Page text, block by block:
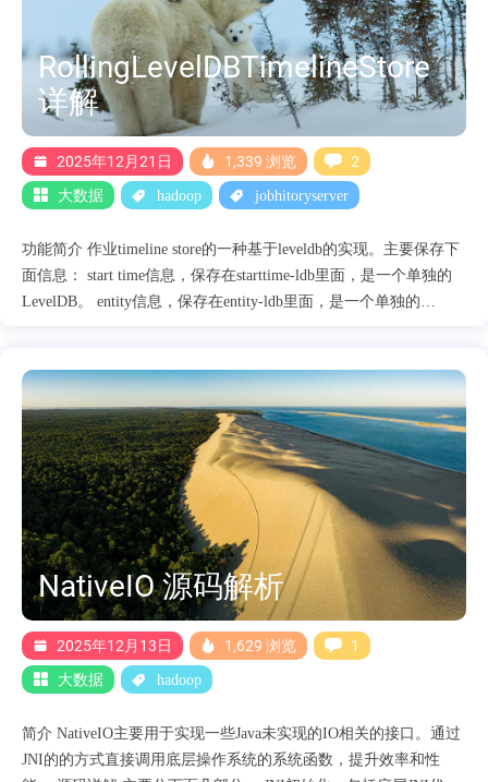
RollingLevelDBTimelineStore
详解
2025年12月21日 1,339 浏览 2
大数据 hadoop jobhitoryserver
功能简介 作业timeline store的一种基于leveldb的实现。主要保存下
面信息： start time信息，保存在starttime-ldb里面，是一个单独的
LevelDB。 entity信息，保存在entity-ldb里面，是一个单独的
行归档以及清理。 domain信息，保存domain信息，保存在domain-
ldb里面，是一个单独的LevelDB。 owner信息，保存owner信息，
保存在owner-ldb里面，是一个单独的LevelDB。 数据库详解
starttime-ldb starttime-ldb主要保存的是app的启动时间，保存的信息
主要如下： 保存的key是EntityIdentifier，value是作业启动时间。
当前版本信息，key是timeline-store-version，value是版本信息。
entity-ldb entity-ldb数据库的类型是RollingLevelD....
NativeIO 源码解析
2025年12月13日 1,629 浏览 1
大数据 hadoop
简介 NativeIO主要用于实现一些Java未实现的IO相关的接口。通过
JNI的的方式直接调用底层操作系统的系统函数，提升效率和性